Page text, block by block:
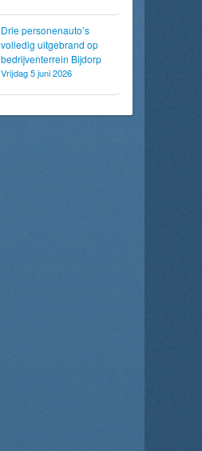
Drie personenauto’s
volledig uitgebrand op
bedrijventerrein Bijdorp
Vrijdag 5 juni 2026